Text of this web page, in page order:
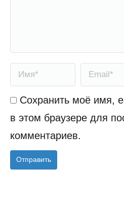
Имя * Email *
Сохранить моё имя,
в этом браузере для
комментариев.
Отправить